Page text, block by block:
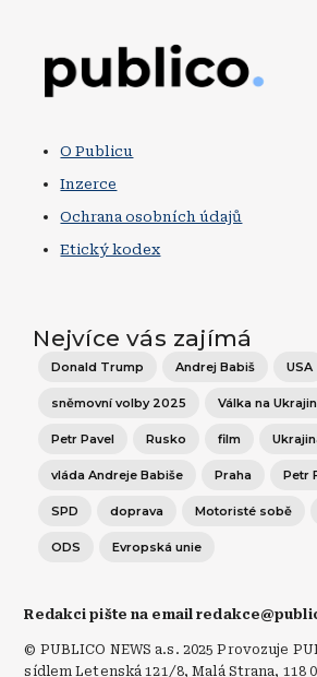
O Publicu
Inzerce
Ochrana osobních údajů
Etický kodex
Nejvíce vás zajímá
Donald Trump Andrej Babiš USA
sněmovní volby 2025 Válka na
Petr Pavel Rusko film
vláda Andreje Babiše Praha Petr
SPD doprava Motoristé sobě
ODS Evropská unie
Redakci pište na email
© PUBLICO NEWS a.s. 2025 Provozuje
sídlem Letenská 121/8, Malá Strana, 118